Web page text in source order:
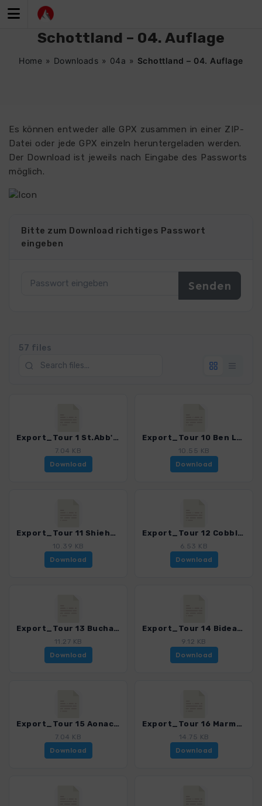
Inhalt
Schottland – 04. Auflage
Home » Downloads » 04a » Schottland – 04. Auflage
Es können entweder alle GPX zusammen in einer ZIP-
Datei oder jede GPX einzeln heruntergeladen werden.
Der Download ist jeweils nach Eingabe des Passworts
möglich.
Bitte zum Download richtiges Passwort
eingeben
57 files
Export_Tour 1 St.Abb's Head_4001_4.gpx
7.04 KB
Download
Export_Tour 10 Ben Lawers_4001_4.gpx
10.55 KB
Download
Export_Tour 11 Shiehallion_4001_4.gpx
10.39 KB
Download
Export_Tour 12 Cobbler_4001_4.gpx
6.53 KB
Download
Export_Tour 13 Buchaille Etive Mor_4001_4.gpx
11.27 KB
Download
Export_Tour 14 Bidean nam Bian_4001_4.gpx
9.12 KB
Download
Export_Tour 15 Aonach Eagach_4001_4.gpx
7.04 KB
Download
Export_Tour 16 Marmores_4001_4.gpx
14.75 KB
Download